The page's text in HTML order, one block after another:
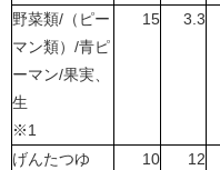
野菜類/（ピー
マン類）/青ピ
ーマン/果実、
生
※1
15 3.3
げんたつゆ
10 12